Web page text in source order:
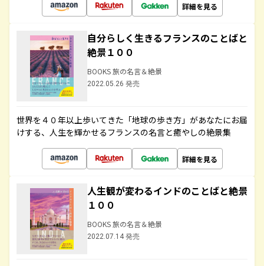
詳細を見る
自分らしく生きるフランスのことばと
絶景１００
BOOKS 旅の名言＆絶景
2022.05.26 発売
世界を４０年以上歩いてきた「地球の歩き方」があなたにお届
けする、人生を輝かせるフランスの名言と癒やしの絶景集
詳細を見る
人生観が変わるインドのことばと絶景
１００
BOOKS 旅の名言＆絶景
2022.07.14 発売